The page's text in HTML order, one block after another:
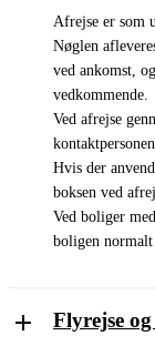
Afrejse er som
Nøglen
ved ankomst,
vedkommende.
Ved afrejse
kontaktpersonen.
Hvis der
boksen ved
Ved boliger
boligen normalt
Flyrejse